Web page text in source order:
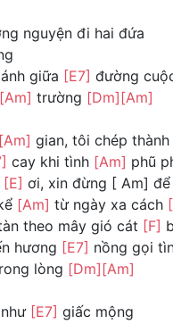
nguyện đi hai đứa
giữa [E7] đường
[Am] trường [Dm] [Am]
[Am] gian, tôi chép thành
cay khi tình [Am] phũ
[E] ơi, xin đừng [ Am] để
[Am] từ ngày xa cách
theo mây gió cát [F]
hương [E7] nồng gọi
lòng [Dm] [Am]
[E7] giấc mộng